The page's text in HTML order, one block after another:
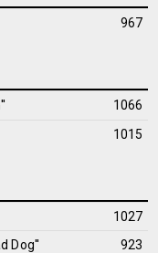
967
1066
1015
1027
Dog''
923